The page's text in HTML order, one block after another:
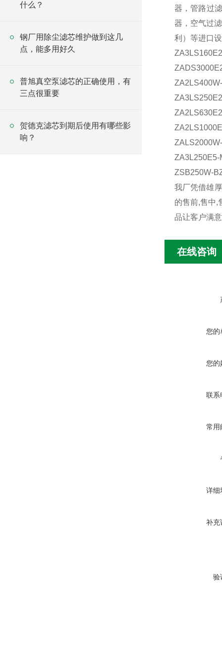
什么？
钢厂用除尘滤芯维护做到这几
点，能多用好久
普旭真空泵滤芯的正确使用，有
三点很重要
贺德克滤芯到期后使用有哪些影
响？
器，管路过
器，空气过
利）等进口
ZA3L250E5-
ZSB250W-
我厂凭借雄
的售前,售中,
品让客户满意
在线咨询
您的
您的
联系
常用
详细
补充
验